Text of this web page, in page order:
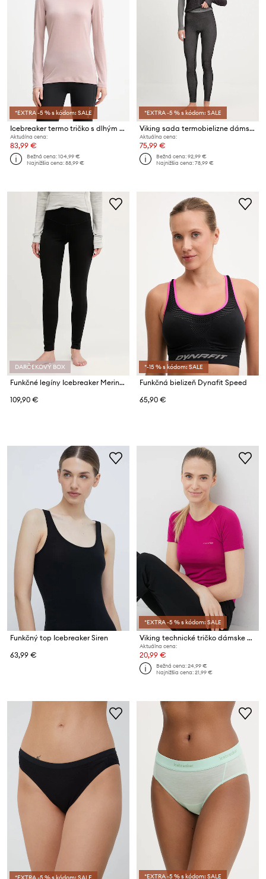
*EXTRA -5 % s kódom: SALE
Icebreaker termo tričko s dlhým rukávom dámske vlnené 200 Oasis
Aktuálna cena:
83,99 €
Bežná cena:104,99 €
Najnižšia cena:88,99 €
*EXTRA -5 % s kódom: SALE
Viking sada termobielizne dámska s prímesou merína Mounti
Aktuálna cena:
75,99 €
Bežná cena:92,99 €
Najnižšia cena:78,99 €
DARČEKOVÝ BOX
Funkčné legíny Icebreaker Merino 200 Oasis
109,90 €
*-15 % s kódom: SALE
Funkčná bielizeň Dynafit Speed
65,90 €
Funkčný top Icebreaker Siren
63,99 €
*EXTRA -5 % s kódom: SALE
Viking technické tričko dámske Bamboo Lockness
Aktuálna cena:
20,99 €
Bežná cena:24,99 €
Najnižšia cena:21,99 €
*EXTRA -5 % s kódom: SALE *EXTRA -5 % s kódom: SALE